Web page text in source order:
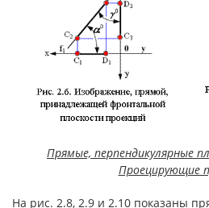
Прямые, перпендикулярные
Проецирующие
На рис. 2.8, 2.9 и 2.10 показаны